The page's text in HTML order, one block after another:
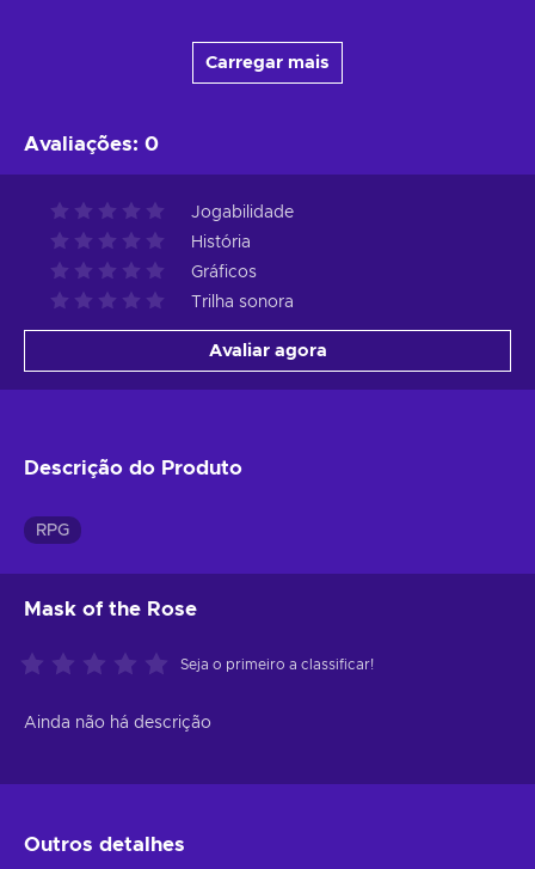
Carregar mais
Avaliações: 0
Jogabilidade
História
Gráficos
Trilha sonora
Avaliar agora
Descrição do Produto
RPG
Mask of the Rose
Seja o primeiro a classificar!
Ainda não há descrição
Outros detalhes